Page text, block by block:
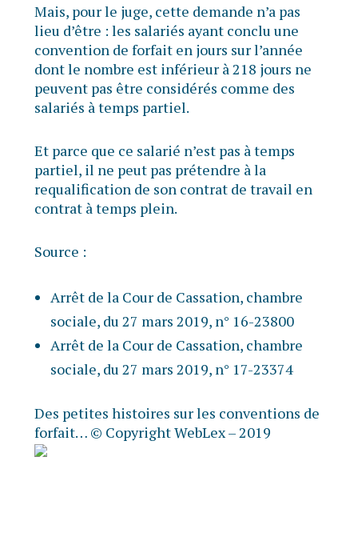
Mais, pour le juge, cette demande n’a pas
lieu d’être : les salariés ayant conclu une
convention de forfait en jours sur l’année
dont le nombre est inférieur à 218 jours ne
peuvent pas être considérés comme des
salariés à temps partiel.
Et parce que ce salarié n’est pas à temps
partiel, il ne peut pas prétendre à la
requalification de son contrat de travail en
contrat à temps plein.
Source :
Arrêt de la Cour de Cassation, chambre
sociale, du 27 mars 2019, n° 16-23800
Arrêt de la Cour de Cassation, chambre
sociale, du 27 mars 2019, n° 17-23374
Des petites histoires sur les conventions de
forfait…© Copyright WebLex – 2019